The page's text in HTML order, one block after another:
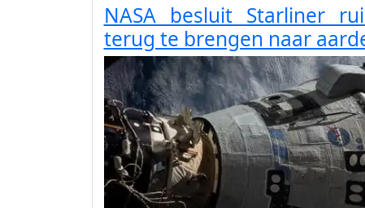
NASA besluit Starliner
terug te brengen naar